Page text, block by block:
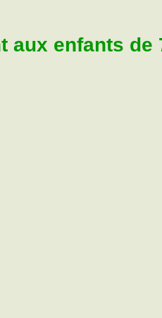
aux enfants de